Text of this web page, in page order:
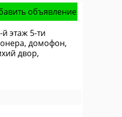
объявление
этаж 5-ти
домофон,
двор,